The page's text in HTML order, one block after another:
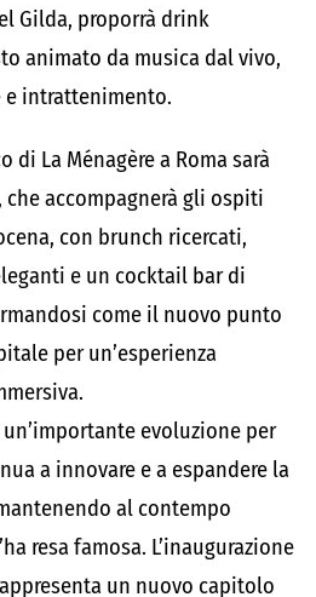
Gilda, proporrà drink
animato da musica dal vivo,
intrattenimento.
di La Ménagère a Roma sarà
accompagnerà gli ospiti
con brunch ricercati,
e un cocktail bar di
come il nuovo punto
per un’esperienza
evoluzione per
a innovare e a espandere la
al contempo
resa famosa. L’inaugurazione
un nuovo capitolo